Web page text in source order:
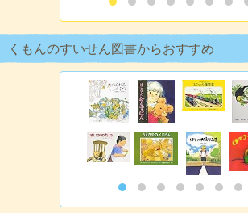
くもんのすいせん図書からおすすめ